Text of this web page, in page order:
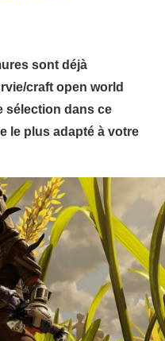
sont déjà
craft open world
sélection dans ce
le plus adapté à votre